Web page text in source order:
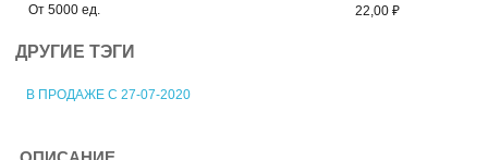
От 5000 ед.
22,00 ₽
ДРУГИЕ ТЭГИ
В ПРОДАЖЕ С 27-07-2020